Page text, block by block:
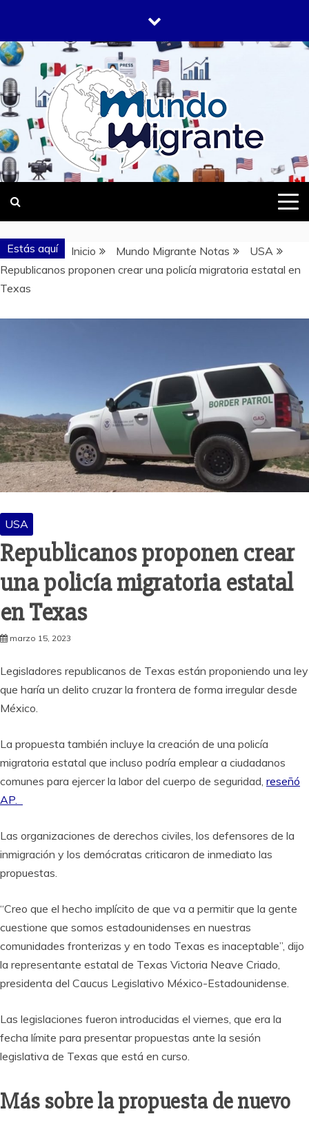
contenido
MUNDO
MIGRANTE
DONDE TODOS SOMOS MIGRANTES
Estás aquí Inicio Mundo Migrante Notas
USA
Republicanos proponen crear una policía migratoria estatal en
Texas
USA
Republicanos proponen crear
una policía migratoria estatal
en Texas
marzo 15, 2023
Legisladores republicanos de Texas están proponiendo una ley
que haría un delito cruzar la frontera de forma irregular desde
México.
La propuesta también incluye la creación de una policía
migratoria estatal que incluso podría emplear a ciudadanos
comunes para ejercer la labor del cuerpo de seguridad, reseñó
AP.
Las organizaciones de derechos civiles, los defensores de la
inmigración y los demócratas criticaron de inmediato las
propuestas.
“Creo que el hecho implícito de que va a permitir que la gente
cuestione que somos estadounidenses en nuestras
comunidades fronterizas y en todo Texas es inaceptable”, dijo
la representante estatal de Texas Victoria Neave Criado,
presidenta del Caucus Legislativo México-Estadounidense.
Las legislaciones fueron introducidas el viernes, que era la
fecha límite para presentar propuestas ante la sesión
legislativa de Texas que está en curso.
Más sobre la propuesta de nuevo